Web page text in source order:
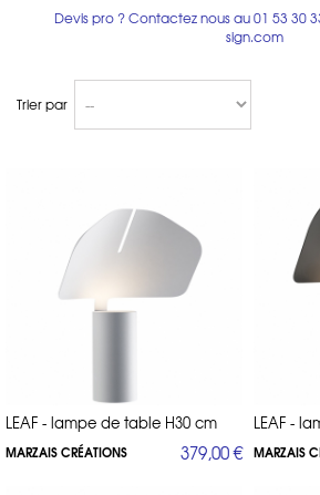
Liste (non exhaustive) des best
lampadaire led ARTUS / lampe et
tabouret STOOL M / canapé GONG /
lampadaire ARTEX / applique HOPE /
variateur / suspension TUBES / lampe,
Direct-d-sign.com, revendeur officiel
De nombreuses lampes sont sur-mesure,
Devis pro ? Contactez nous au01 53 30
sign.com
Trier par
LEAF - lampe de table H30 cm
MARZAIS CRÉATIONS 379,00 €
LEAF -
MARZAIS